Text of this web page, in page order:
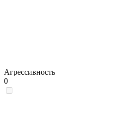
Агрессивность
0